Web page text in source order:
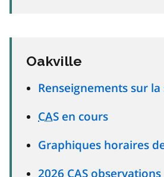
Oakville
Renseignements sur
CAS en cours
Graphiques horaires
2026 CAS observations